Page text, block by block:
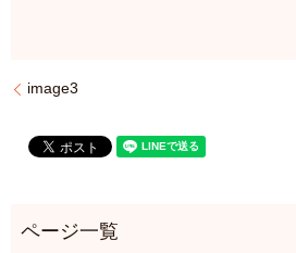
image3